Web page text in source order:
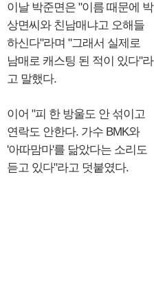
이날 박준면은 "이름 때문에 박
상면씨와 친남매냐고 오해들
하신다"라며 "그래서 실제로
남매로 캐스팅 된 적이 있다"라
고 말했다.
이어 "피 한 방울도 안 섞이고
연락도 안한다. 가수 BMK와
'아따맘마'를 닮았다는 소리도
듣고 있다"라고 덧붙였다.